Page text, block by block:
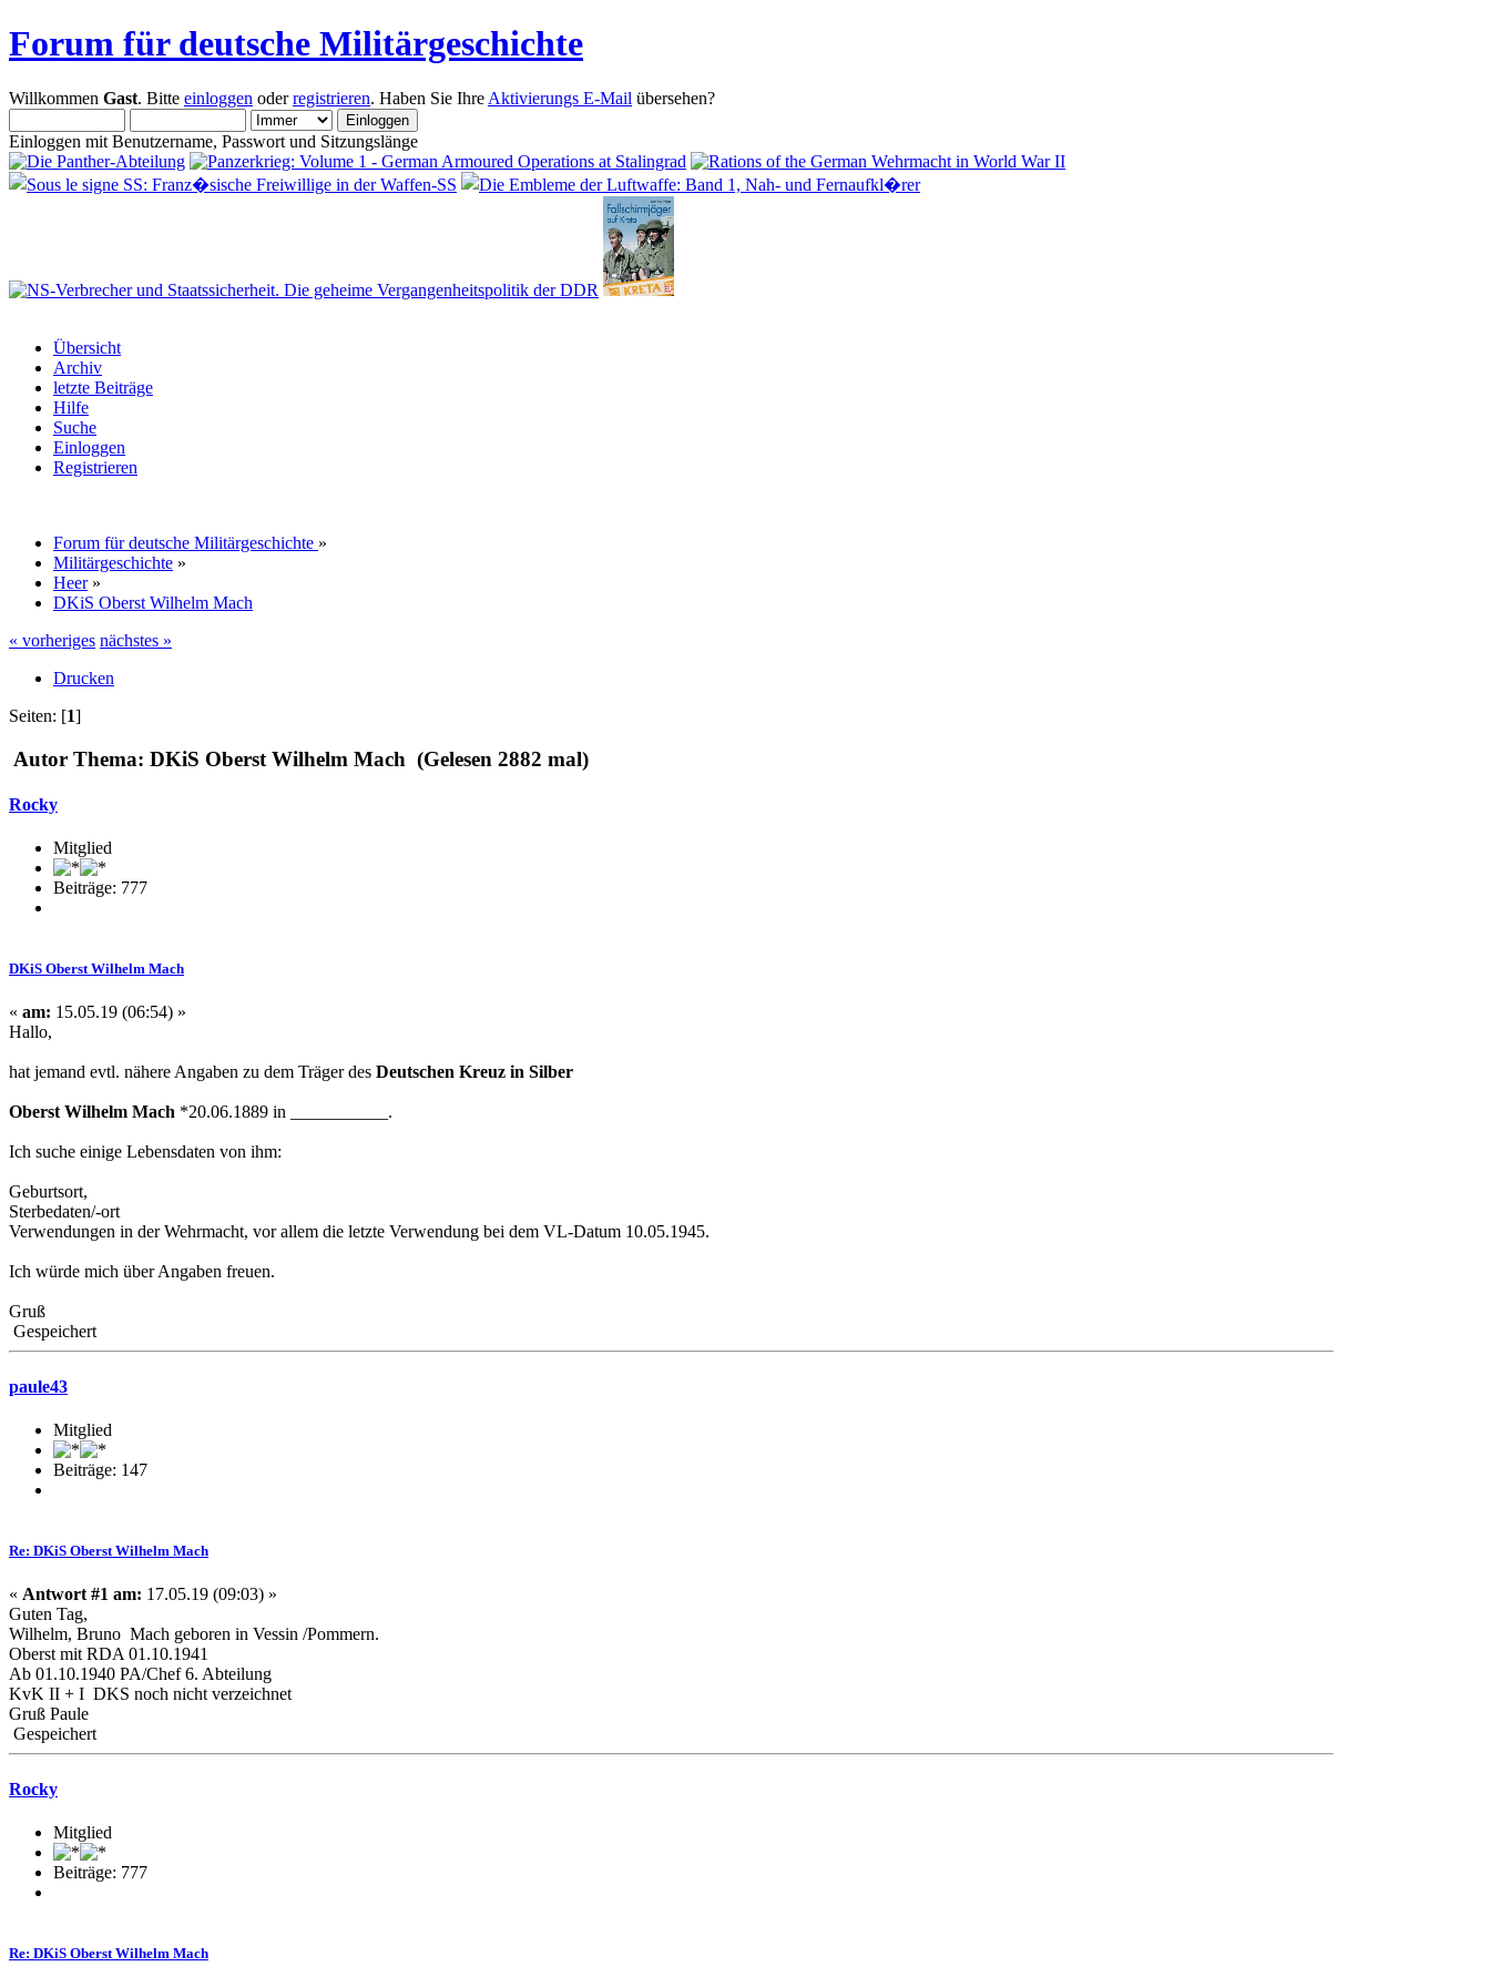
Forum für deutsche Militärgeschichte
Willkommen Gast. Bitte einloggen oderregistrieren. Haben Sie Ihre Aktivierungs E-Mail übersehen?
Einloggen mit Benutzername, Passwort und Sitzungslänge
Übersicht
Archiv
letzte Beiträge
Hilfe
Suche
Einloggen
Registrieren
Forum für deutsche Militärgeschichte »
Militärgeschichte »
Heer»
DKiS Oberst Wilhelm Mach
« vorheriges nächstes »
Drucken
Seiten: [1]
Autor Thema: DKiS Oberst Wilhelm Mach (Gelesen 2882 mal)
Rocky
Mitglied
Beiträge: 777
DKiS Oberst Wilhelm Mach
« am: 15.05.19 (06:54) »
Hallo,
hat jemand evtl. nähere Angaben zu dem Träger des Deutschen Kreuz in Silber
Oberst Wilhelm Mach *20.06.1889 in ___________.
Ich suche einige Lebensdaten von ihm:
Geburtsort,
Sterbedaten/-ort
Verwendungen in der Wehrmacht, vor allem die letzte Verwendung bei dem VL-Datum 10.05.1945.
Ich würde mich über Angaben freuen.
Gruß
Gespeichert
paule43
Mitglied
Beiträge: 147
Re: DKiS Oberst Wilhelm Mach
« Antwort #1 am: 17.05.19 (09:03) »
Guten Tag,
Wilhelm, Bruno Mach geboren in Vessin /Pommern.
Oberst mit RDA 01.10.1941
Ab 01.10.1940 PA/Chef 6. Abteilung
KvK II + I DKS noch nicht verzeichnet
Gruß Paule
Gespeichert
Rocky
Mitglied
Beiträge: 777
Re: DKiS Oberst Wilhelm Mach